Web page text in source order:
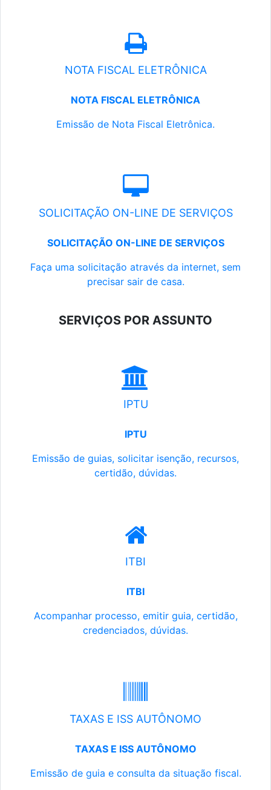
NOTA FISCAL ELETRÔNICA
NOTA FISCAL ELETRÔNICA
Emissão de Nota Fiscal Eletrônica.
SOLICITAÇÃO ON-LINE DE SERVIÇOS
SOLICITAÇÃO ON-LINE DE SERVIÇOS
Faça uma solicitação através da internet, sem
precisar sair de casa.
SERVIÇOS POR ASSUNTO
IPTU
IPTU
Emissão de guias, solicitar isenção, recursos,
certidão, dúvidas.
ITBI
ITBI
Acompanhar processo, emitir guia, certidão,
credenciados, dúvidas.
TAXAS E ISS AUTÔNOMO
TAXAS E ISS AUTÔNOMO
Emissão de guia e consulta da situação fiscal.